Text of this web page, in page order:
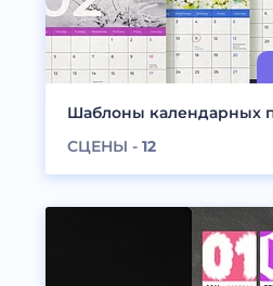
Шаблоны календарных
СЦЕНЫ - 12